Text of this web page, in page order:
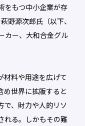
をもつ中小企業が存
野源次郎氏（以下、
カー、大和合金グル
料や用途を広げて
め世界に拡販すると
で、財力や人的リソ
れる。しかもその難